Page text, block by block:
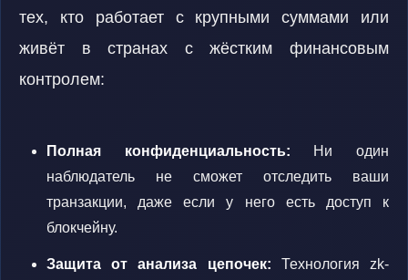
тех, кто работает с крупными суммами или
живёт в странах с жёстким финансовым
контролем:
Полная конфиденциальность: Ни один
наблюдатель не сможет отследить ваши
транзакции, даже если у него есть доступ к
блокчейну.
Защита от анализа цепочек: Технология zk-